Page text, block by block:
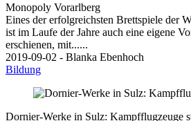
Monopoly Vorarlberg
Eines der erfolgreichsten Brettspiele der
ist im Laufe der Jahre auch eine eigene
erschienen, mit......
2019-09-02 - Blanka Ebenhoch
Bildung
Dornier-Werke in Sulz: Kampfflugzeuge